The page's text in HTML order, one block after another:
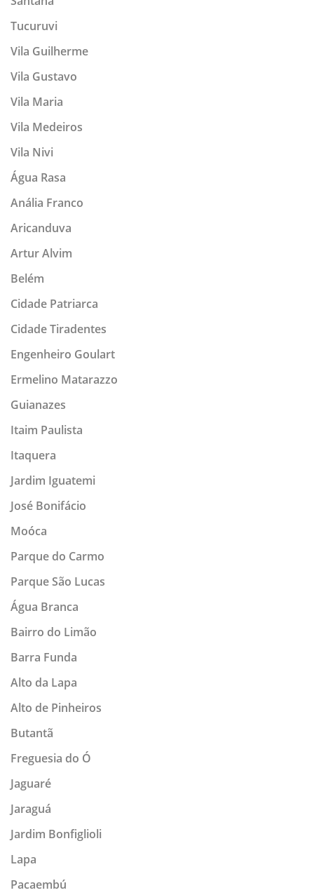
Tucuruvi
Vila Guilherme
Vila Gustavo
Vila Maria
Vila Medeiros
Vila Nivi
Água Rasa
Anália Franco
Aricanduva
Artur Alvim
Belém
Cidade Patriarca
Cidade Tiradentes
Engenheiro Goulart
Ermelino Matarazzo
Guianazes
Itaim Paulista
Itaquera
Jardim Iguatemi
José Bonifácio
Moóca
Parque do Carmo
Parque São Lucas
Água Branca
Bairro do Limão
Barra Funda
Alto da Lapa
Alto de Pinheiros
Butantã
Freguesia do Ó
Jaguaré
Jaraguá
Jardim Bonfiglioli
Lapa
Pacaembú